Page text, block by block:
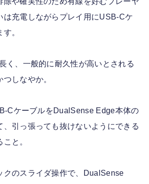
は充電しながらプレイ用にUSB-Cケ
。
く、一般的に耐久性が高いとされる
しなやか。
CケーブルをDualSense Edge本体の
、引っ張っても抜けないようにできる
と。
クのスライダ操作で、DualSense